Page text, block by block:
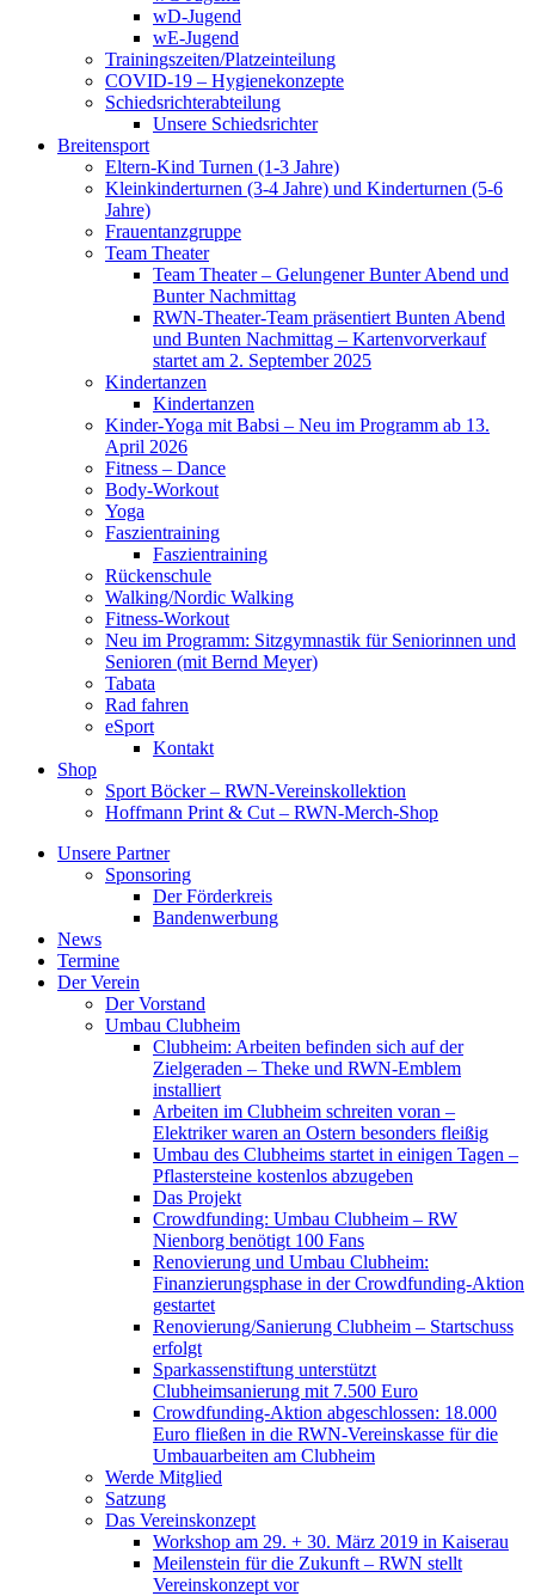
wD-Jugend
wE-Jugend
Trainingszeiten/Platzeinteilung
COVID-19 – Hygienekonzepte
Schiedsrichterabteilung
Unsere Schiedsrichter
Breitensport
Eltern-Kind Turnen (1-3 Jahre)
Kleinkinderturnen (3-4 Jahre) und Kinderturnen (5-6
Jahre)
Frauentanzgruppe
Team Theater
Team Theater – Gelungener Bunter Abend und
Bunter Nachmittag
RWN-Theater-Team präsentiert Bunten Abend
und Bunten Nachmittag – Kartenvorverkauf
startet am 2. September 2025
Kindertanzen
Kindertanzen
Kinder-Yoga mit Babsi – Neu im Programm ab 13.
April 2026
Fitness – Dance
Body-Workout
Yoga
Faszientraining
Faszientraining
Rückenschule
Walking/Nordic Walking
Fitness-Workout
Neu im Programm: Sitzgymnastik für Seniorinnen und
Senioren (mit Bernd Meyer)
Tabata
Rad fahren
eSport
Kontakt
Shop
Sport Böcker – RWN-Vereinskollektion
Hoffmann Print & Cut – RWN-Merch-Shop
Unsere Partner
Sponsoring
Der Förderkreis
Bandenwerbung
News
Termine
Der Verein
Der Vorstand
Umbau Clubheim
Clubheim: Arbeiten befinden sich auf der
Zielgeraden – Theke und RWN-Emblem
installiert
Arbeiten im Clubheim schreiten voran –
Elektriker waren an Ostern besonders fleißig
Umbau des Clubheims startet in einigen Tagen –
Pflastersteine kostenlos abzugeben
Das Projekt
Crowdfunding: Umbau Clubheim – RW
Nienborg benötigt 100 Fans
Renovierung und Umbau Clubheim:
Finanzierungsphase in der Crowdfunding-Aktion
gestartet
Renovierung/Sanierung Clubheim – Startschuss
erfolgt
Sparkassenstiftung unterstützt
Clubheimsanierung mit 7.500 Euro
Crowdfunding-Aktion abgeschlossen: 18.000
Euro fließen in die RWN-Vereinskasse für die
Umbauarbeiten am Clubheim
Werde Mitglied
Satzung
Das Vereinskonzept
Workshop am 29. + 30. März 2019 in Kaiserau
Meilenstein für die Zukunft – RWN stellt
Vereinskonzept vor